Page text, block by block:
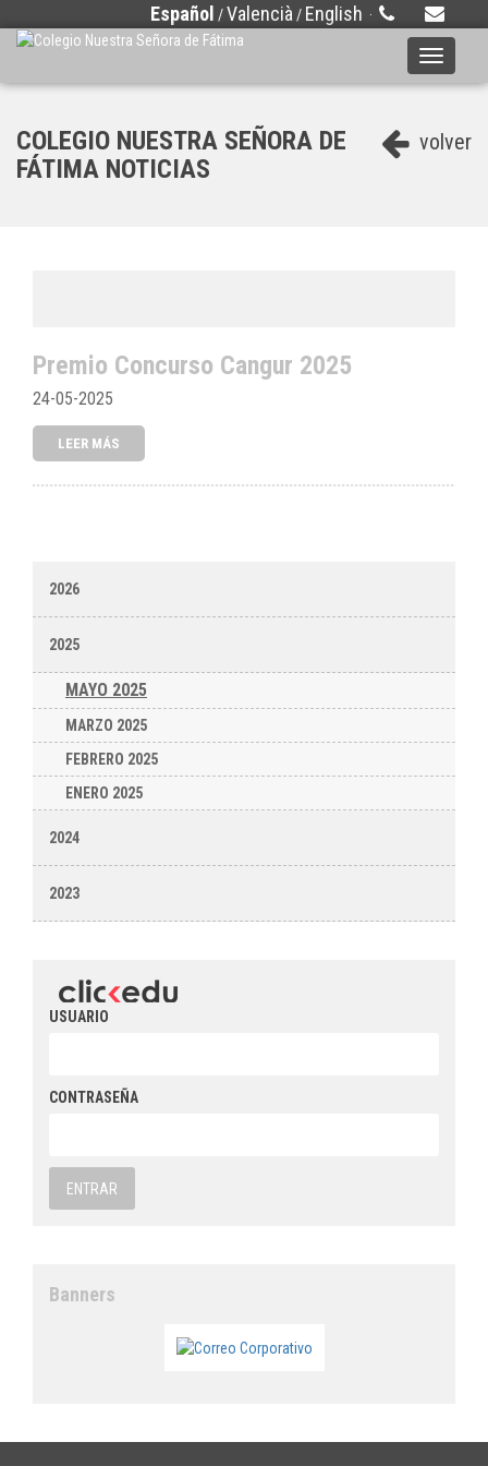
Español /Valencià / English ·
Toggle
volver
COLEGIO NUESTRA SEÑORA DE
FÁTIMA NOTICIAS
Premio Concurso Cangur 2025
24-05-2025
LEER MÁS
2026
2025
MAYO 2025
MARZO 2025
FEBRERO 2025
ENERO 2025
2024
2023
USUARIO
CONTRASEÑA
Banners